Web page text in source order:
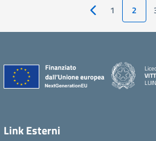
Pagina
1 2
Link Esterni